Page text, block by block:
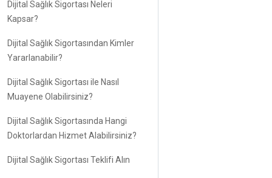
Dijital Sağlık Sigortası Neleri
Kapsar?
Dijital Sağlık Sigortasından Kimler
Yararlanabilir?
Dijital Sağlık Sigortası ile Nasıl
Muayene Olabilirsiniz?
Dijital Sağlık Sigortasında Hangi
Doktorlardan Hizmet Alabilirsiniz?
Dijital Sağlık Sigortası Teklifi Alın